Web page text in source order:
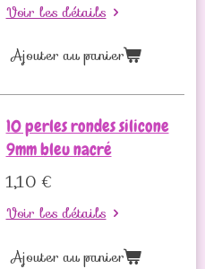
Voir les détails
Ajouter au panier
10 perles rondes silicone
9mm bleu nacré
1,10 €
Voir les détails
Ajouter au panier